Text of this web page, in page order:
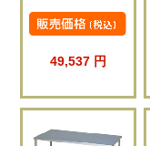
49,537 円